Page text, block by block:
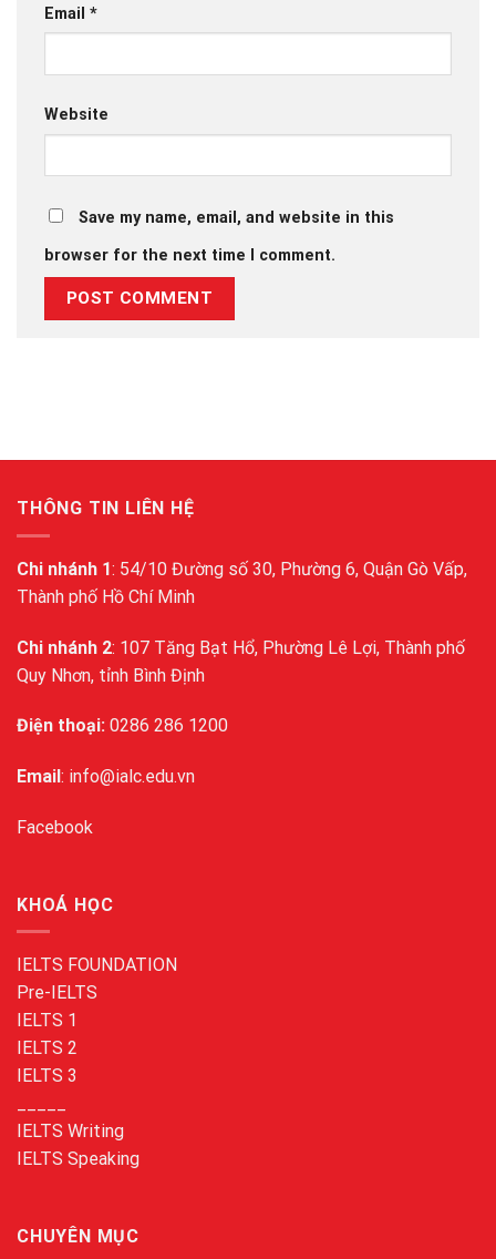
Email *
Website
Save my name, email, and website in this
browser for the next time I comment.
THÔNG TIN LIÊN HỆ
Chi nhánh 1: 54/10 Đường số 30, Phường 6, Quận Gò Vấp,
Thành phố Hồ Chí Minh
Chi nhánh 2: 107 Tăng Bạt Hổ, Phường Lê Lợi, Thành phố
Quy Nhơn, tỉnh Bình Định
Điện thoại: 0286 286 1200
Email : info@ialc.edu.vn
Facebook
KHOÁ HỌC
IELTS FOUNDATION
Pre-IELTS
IELTS 1
IELTS 2
IELTS 3
IELTS Writing
IELTS Speaking
CHUYÊN MỤC